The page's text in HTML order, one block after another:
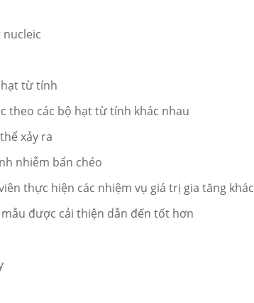
từ tính
theo các bộ hạt từ tính khác nhau
xảy ra
nhiễm bẩn chéo
thực hiện các nhiệm vụ giá trị gia tăng khác
được cải thiện dẫn đến tốt hơn